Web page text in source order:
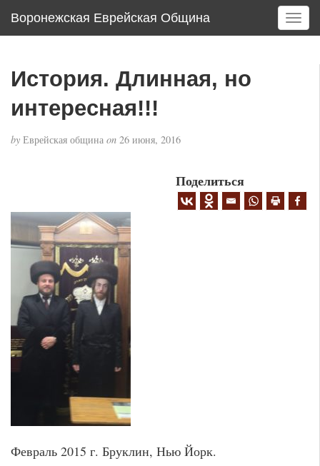
Воронежская Еврейская Община
T
o
a
t
История. Длинная, но
интересная!!!
by Еврейская община on 26 июня, 2016
Поделиться
Февраль 2015 г. Бруклин, Нью Йорк.